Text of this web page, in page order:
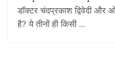
डॉक्टर चंदप्रकाश द्विवेदी और
है? ये तीनों ही किसी ...